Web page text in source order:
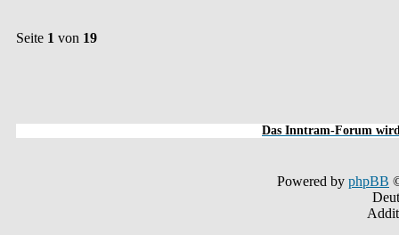
Seite 1 von 19
Das Inntram-Forum
Powered by phpBB